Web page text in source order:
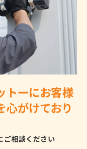
トーにお客様
心がけており
ご相談ください